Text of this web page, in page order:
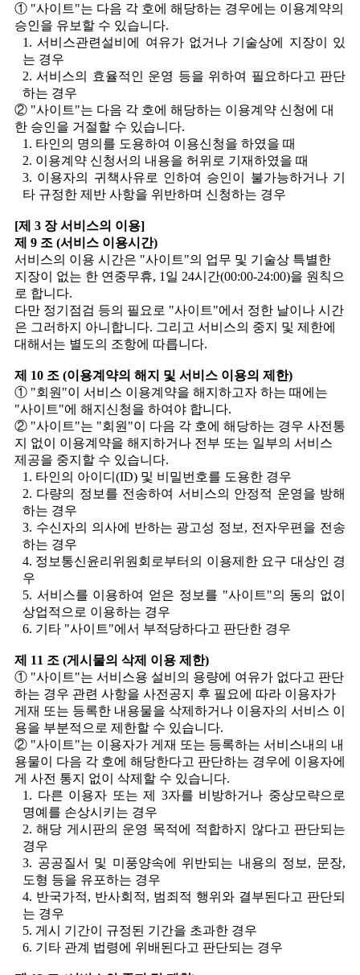
① "사이트"는 다음 각 호에 해당하는 경우에는 이용계약의
승인을 유보할 수 있습니다.
1. 서비스관련설비에 여유가 없거나 기술상에 지장이 있
는 경우
2. 서비스의 효율적인 운영 등을 위하여 필요하다고 판단
하는 경우
② "사이트"는 다음 각 호에 해당하는 이용계약 신청에 대
한 승인을 거절할 수 있습니다.
1. 타인의 명의를 도용하여 이용신청을 하였을 때
2. 이용계약 신청서의 내용을 허위로 기재하였을 때
3. 이용자의 귀책사유로 인하여 승인이 불가능하거나 기
타 규정한 제반 사항을 위반하며 신청하는 경우
[제 3 장 서비스의 이용]
제 9 조 (서비스 이용시간)
서비스의 이용 시간은 "사이트"의 업무 및 기술상 특별한
지장이 없는 한 연중무휴, 1일 24시간(00:00-24:00)을 원칙으
로 합니다.
다만 정기점검 등의 필요로 "사이트"에서 정한 날이나 시간
은 그러하지 아니합니다. 그리고 서비스의 중지 및 제한에
대해서는 별도의 조항에 따릅니다.
제 10 조 (이용계약의 해지 및 서비스 이용의 제한)
① "회원"이 서비스 이용계약을 해지하고자 하는 때에는
"사이트"에 해지신청을 하여야 합니다.
② "사이트"는 "회원"이 다음 각 호에 해당하는 경우 사전통
지 없이 이용계약을 해지하거나 전부 또는 일부의 서비스
제공을 중지할 수 있습니다.
1. 타인의 아이디(ID) 및 비밀번호를 도용한 경우
2. 다량의 정보를 전송하여 서비스의 안정적 운영을 방해
하는 경우
3. 수신자의 의사에 반하는 광고성 정보, 전자우편을 전송
하는 경우
4. 정보통신윤리위원회로부터의 이용제한 요구 대상인 경
우
5. 서비스를 이용하여 얻은 정보를 "사이트"의 동의 없이
상업적으로 이용하는 경우
6. 기타 "사이트"에서 부적당하다고 판단한 경우
제 11 조 (게시물의 삭제 이용 제한)
① "사이트"는 서비스용 설비의 용량에 여유가 없다고 판단
하는 경우 관련 사항을 사전공지 후 필요에 따라 이용자가
게재 또는 등록한 내용물을 삭제하거나 이용자의 서비스 이
용을 부분적으로 제한할 수 있습니다.
② "사이트"는 이용자가 게재 또는 등록하는 서비스내의 내
용물이 다음 각 호에 해당한다고 판단하는 경우에 이용자에
게 사전 통지 없이 삭제할 수 있습니다.
1. 다른 이용자 또는 제 3자를 비방하거나 중상모략으로
명예를 손상시키는 경우
2. 해당 게시판의 운영 목적에 적합하지 않다고 판단되는
경우
3. 공공질서 및 미풍양속에 위반되는 내용의 정보, 문장,
도형 등을 유포하는 경우
4. 반국가적, 반사회적, 범죄적 행위와 결부된다고 판단되
는 경우
5. 게시 기간이 규정된 기간을 초과한 경우
6. 기타 관계 법령에 위배된다고 판단되는 경우